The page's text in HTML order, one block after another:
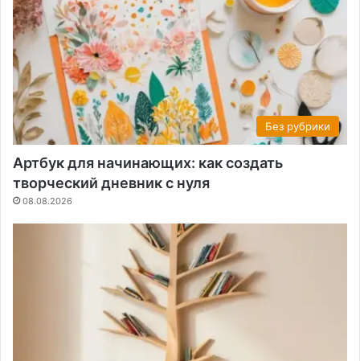
Без рубрики
Артбук для начинающих: как создать
творческий дневник с нуля
08.08.2026